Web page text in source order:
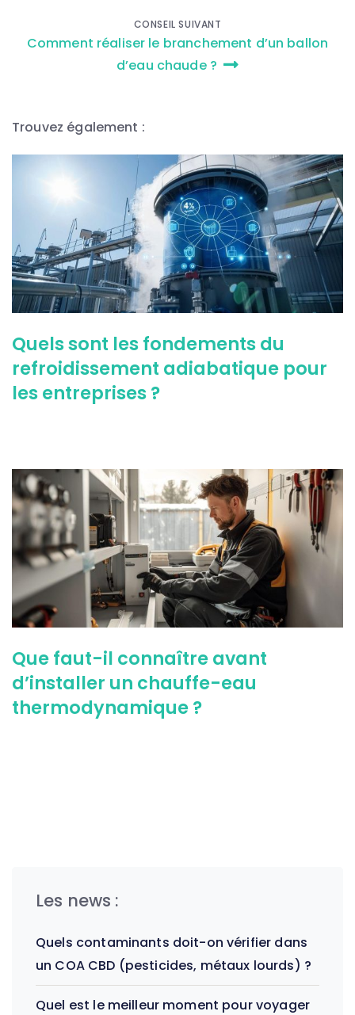
CONSEIL SUIVANT
Comment réaliser le branchement d’un ballon
d’eau chaude ?
Trouvez également :
Quels sont les fondements du
refroidissement adiabatique pour
les entreprises ?
Que faut-il connaître avant
d’installer un chauffe-eau
thermodynamique ?
Les news :
Quels contaminants doit-on vérifier dans
un COA CBD (pesticides, métaux lourds) ?
Quel est le meilleur moment pour voyager